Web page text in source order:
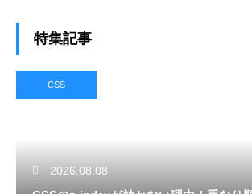
特集記事
CSS
2026.08.08